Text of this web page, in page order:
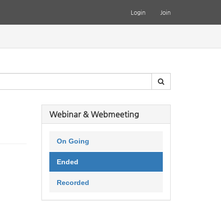
Login Join
Webinar & Webmeeting
On Going
Ended
Recorded